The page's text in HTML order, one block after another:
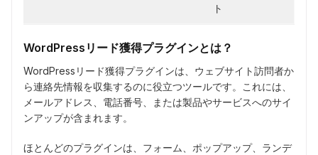
ト
WordPressリード獲得プラグインとは？
WordPressリード獲得プラグインは、ウェブサイト訪問者か
ら連絡先情報を収集するのに役立つツールです。これには、
メールアドレス、電話番号、または製品やサービスへのサイ
ンアップが含まれます。
ほとんどのプラグインは、フォーム、ポップアップ、ランデ